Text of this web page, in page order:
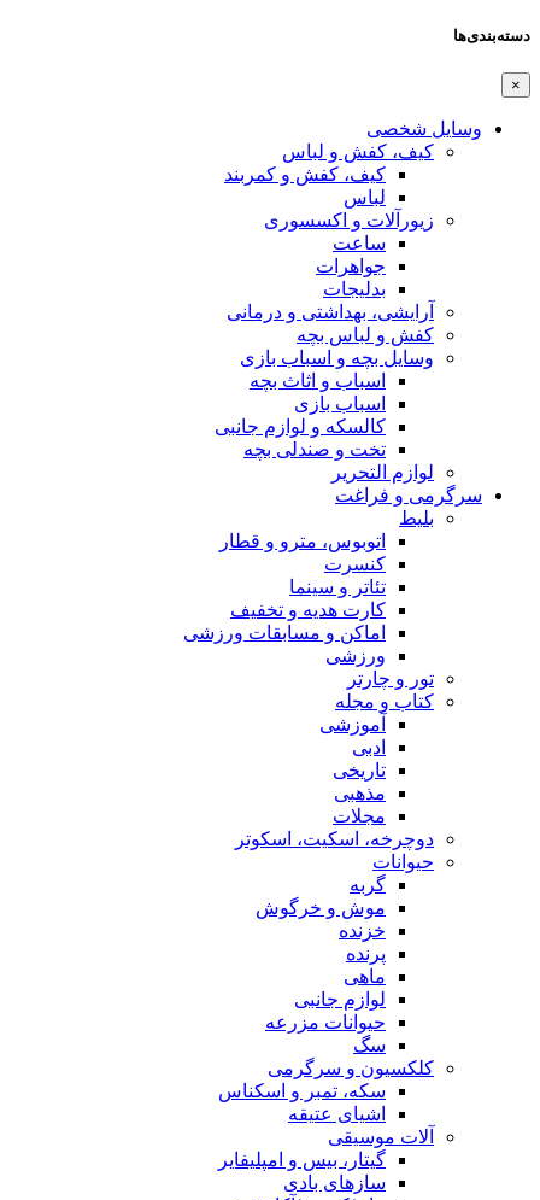
دسته‌بندی‌ها
×
وسایل شخصی
کیف، کفش و لباس
کیف، کفش و کمربند
لباس
زیورآلات و اکسسوری
ساعت
جواهرات
بدلیجات
آرایشی، بهداشتی و درمانی
کفش و لباس بچه
وسایل بچه و اسباب بازی
اسباب و اثاث بچه
اسباب بازی
کالسکه و لوازم جانبی
تخت و صندلی بچه
لوازم التحریر
سرگرمی و فراغت
بلیط
اتوبوس، مترو و قطار
کنسرت
تئاتر و سینما
کارت هدیه و تخفیف
اماکن و مسابقات ورزشی
ورزشی
تور و چارتر
کتاب و مجله
آموزشی
ادبی
تاریخی
مذهبی
مجلات
دوچرخه، اسکیت، اسکوتر
حیوانات
گربه
موش و خرگوش
خزنده
پرنده
ماهی
لوازم جانبی
حیوانات مزرعه
سگ
کلکسیون و سرگرمی
سکه، تمبر و اسکناس
اشیای عتیقه
آلات موسیقی
گیتار، بیس و امپلیفایر
سازهای بادی